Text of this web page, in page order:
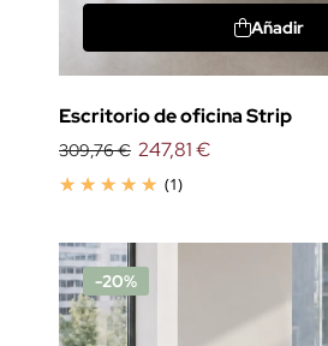
Añadir
Escritorio de oficina Strip
309,76 €
(1)
247,81 €
-20%